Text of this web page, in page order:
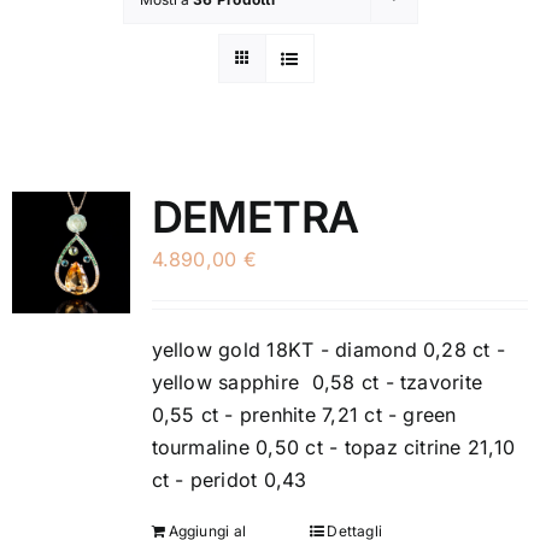
DEMETRA
4.890,00 €
yellow gold 18KT - diamond 0,28 ct -
yellow sapphire 0,58 ct - tzavorite
0,55 ct - prenhite 7,21 ct - green
tourmaline 0,50 ct - topaz citrine 21,10
ct - peridot 0,43
Aggiungi al
Dettagli